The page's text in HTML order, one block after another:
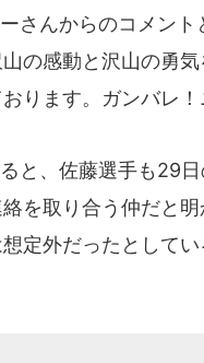
さんからのコメン
の感動と沢山の勇
ります。ガンバレ
と、佐藤選手も29
を取り合う仲だと
定外だったとしてい